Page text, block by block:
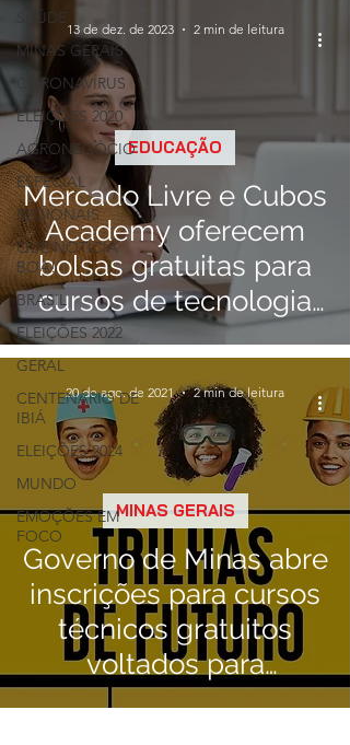
SAÚDE
MINAS GERAIS
CORONAVÍRUS
ELEIÇÕES 2020
AGRONEGÓCIO
ESPECIAL
REGIONAIS
QUE NOTÍCIA
BOA!
BRASIL
ELEIÇÕES 2022
GERAL
CENTENÁRIO DE
IBIÁ
ELEIÇÕES 2024
MUNDO
EMOÇÕES EM
FOCO
Mercado Livre e Cubos
Academy oferecem
bolsas gratuitas para
cursos de tecnologia
para jovens
EDUCAÇÃO
13 de dez. de 2023 2 min de leitura
Governo de Minas abre
inscrições para cursos
técnicos gratuitos
voltados para
estudantes
MINAS GERAIS
20 de ago. de 2021 2 min de leitura